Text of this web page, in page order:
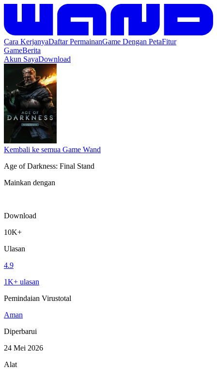
Cara KerjanyaDaftar PermainanGame Dengan PetaFitur
GameBerita
Akun SayaDownload
Kembali ke semua Game Wand
Age of Darkness: Final Stand
Mainkan dengan
Download
10K+
Ulasan
4.9
1K+ ulasan
Pemindaian Virustotal
Aman
Diperbarui
24 Mei 2026
Alat